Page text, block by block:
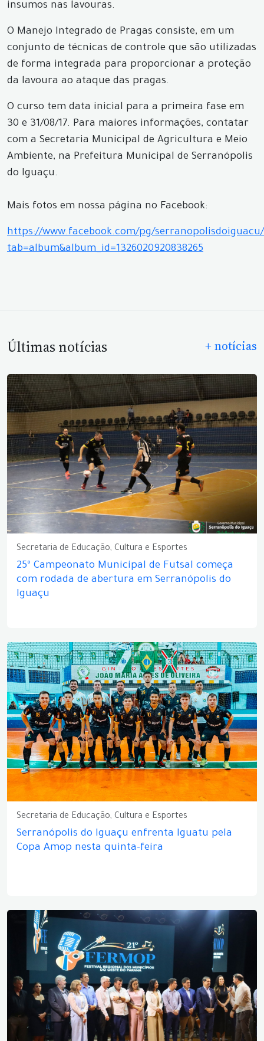
insumos nas lavouras.
O Manejo Integrado de Pragas consiste, em um
conjunto de técnicas de controle que são utilizadas
de forma integrada para proporcionar a proteção
da lavoura ao ataque das pragas.
O curso tem data inicial para a primeira fase em
30 e 31/08/17. Para maiores informações, contatar
com a Secretaria Municipal de Agricultura e Meio
Ambiente, na Prefeitura Municipal de Serranópolis
do Iguaçu.
Mais fotos em nossa página no Facebook:
https://www.facebook.com/pg/
tab=album&album_id=1326020920838265
Últimas notícias + notícias
Secretaria de Educação, Cultura e Esportes
25º Campeonato Municipal de Futsal começa
com rodada de abertura em Serranópolis do
Iguaçu
Secretaria de Educação, Cultura e Esportes
Serranópolis do Iguaçu enfrenta Iguatu pela
Copa Amop nesta quinta-feira